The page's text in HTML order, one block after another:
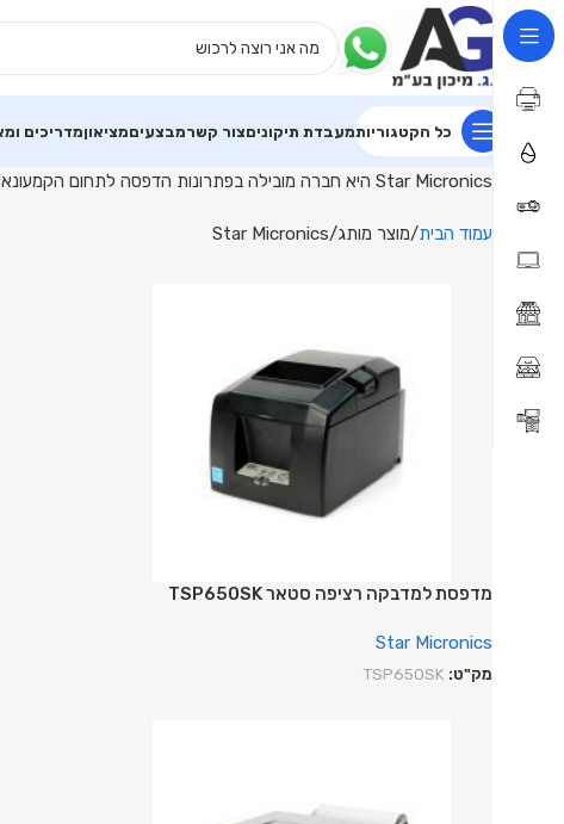
פתרונות
הדפסה
לנקודות
מכירה
מבית
Star
מיכון
כל הקטגוריותמעבדת תיקוניםצור קשרמבצעיםמציאוןמדריכים
Star Micronics היא חברה מובילה בפתרונות הדפסה לתחום הקמעונאות והאירוח, המתמחה במדפסות קבלות, מדפסות תרמיות ומערכות POS חכמות.
עמוד הבית מוצר מותג Star Micronics
מדפסת למדבקה רציפה סטאר TSP650SK
Star Micronics
מק"ט: TSP650SK